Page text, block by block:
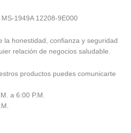
MS-1949A 12208-9E000
la honestidad, confianza y seguridad
relación de negocios saludable.
productos puedes comunicarte
a 6:00 P.M.